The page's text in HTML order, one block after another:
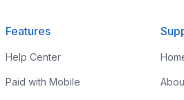
Features
Help Center
Paid with Mobile